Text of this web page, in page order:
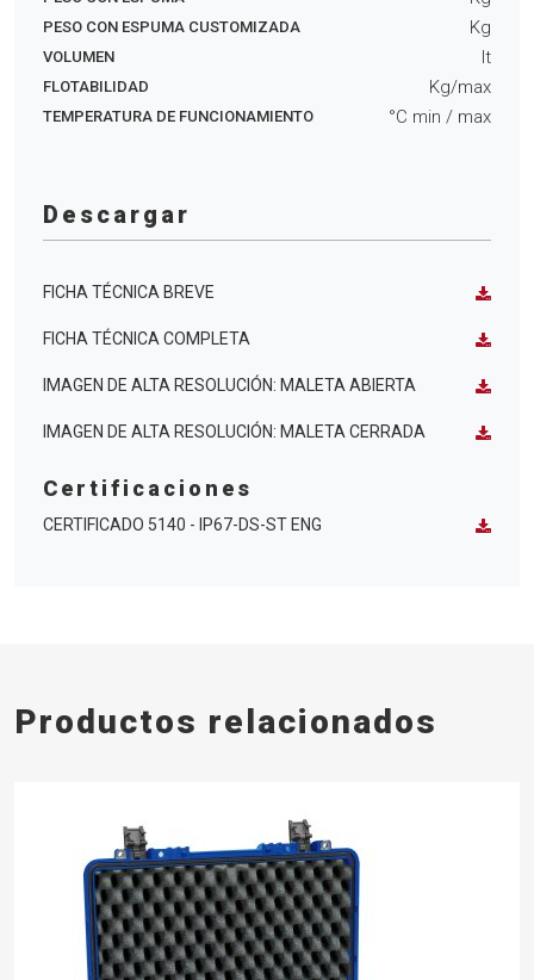
PESO CON ESPUMA CUSTOMIZADA Kg
VOLUMEN lt
FLOTABILIDAD Kg/max
TEMPERATURA DE FUNCIONAMIENTO °C min / max
Descargar
FICHA TÉCNICA BREVE
FICHA TÉCNICA COMPLETA
IMAGEN DE ALTA RESOLUCIÓN: MALETA ABIERTA
IMAGEN DE ALTA RESOLUCIÓN: MALETA CERRADA
Certificaciones
CERTIFICADO 5140 - IP67-DS-ST ENG
Productos relacionados